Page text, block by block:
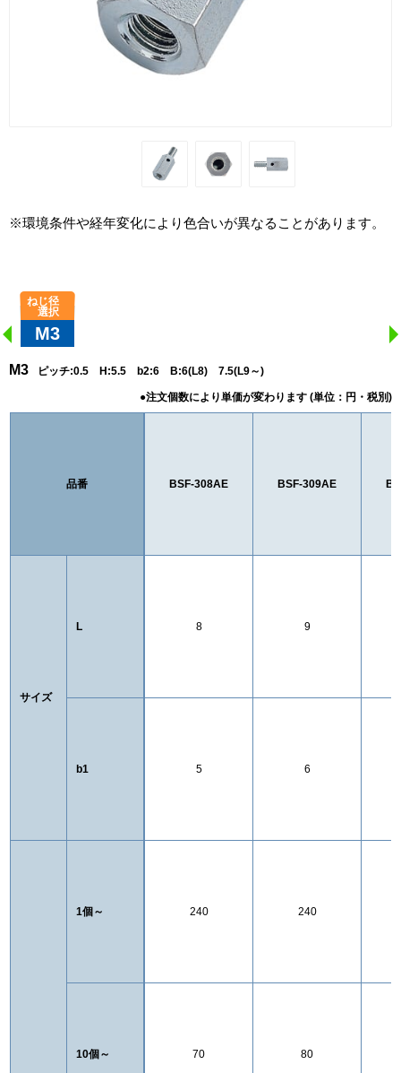
※環境条件や経年変化により色合いが異なることがあります。
M3
M3 ピッチ:0.5 H:5.5 b2:6 B:6(L8) 7.5(L9～)
品番
サイズ
L
b1
1個～
10個～
BSF-308AE BSF-309AE
8 9
5 6
240 240
70 80